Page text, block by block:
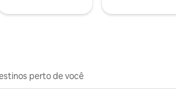
perto de você